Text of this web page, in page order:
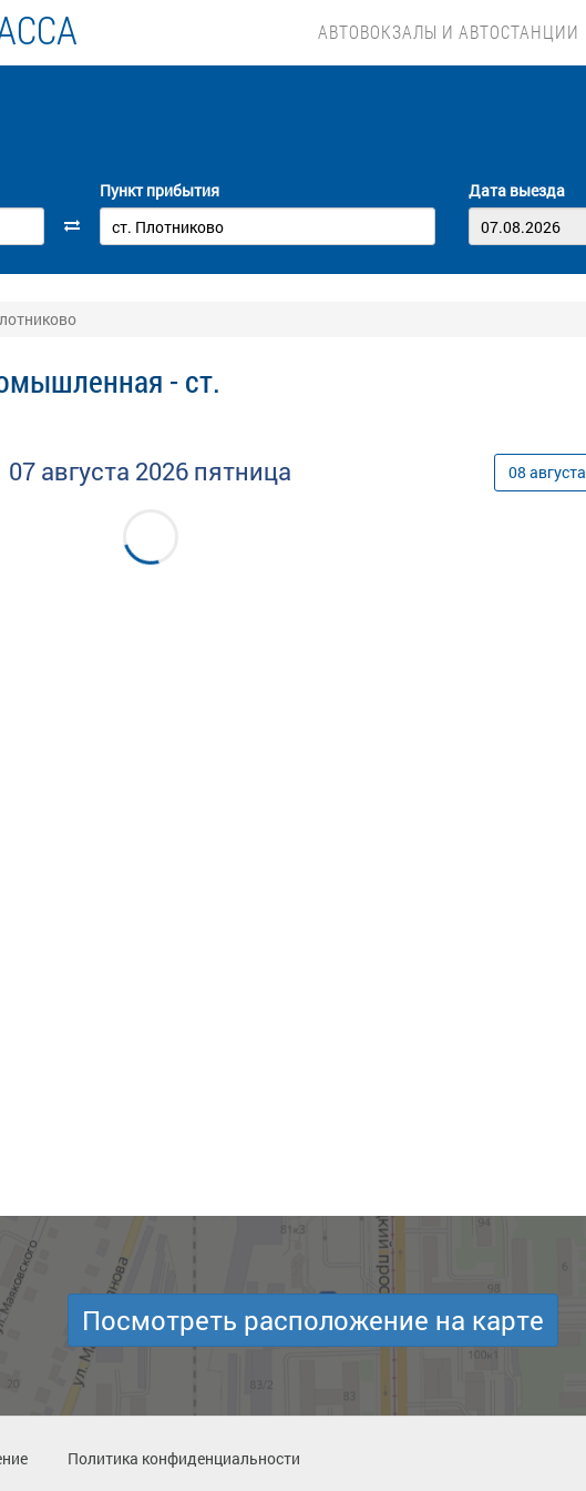
АВТОВОКЗАЛЫ И АВТОСТАНЦИИ
Пункт прибытия Дата выезда
- ст.
07 августа 2026 пятница 08 августа
Посмотреть расположение на карте
Политика конфиденциальности